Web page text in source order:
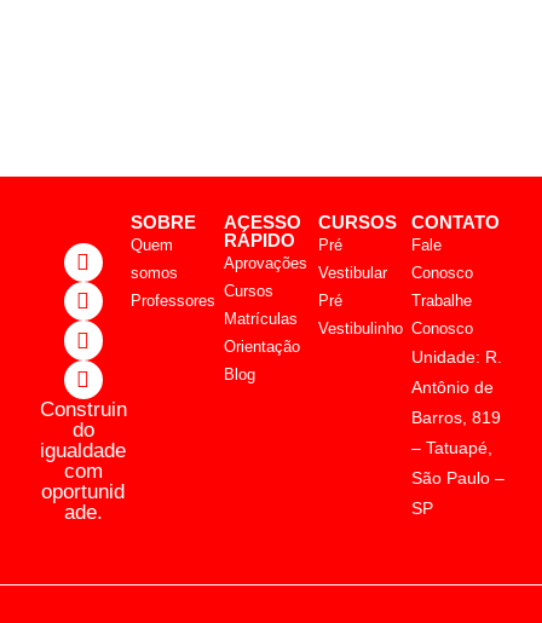
Construin
do
igualdade
com
oportunid
ade.
SOBRE
Quem
somos
Professores
ACESSO
RÁPIDO
Aprovações
Cursos
Matrículas
Orientação
Blog
CURSOS
Pré
Vestibular
Pré
Vestibulinho
CONTATO
Fale
Conosco
Trabalhe
Conosco
Unidade: R.
Antônio de
Barros, 819
– Tatuapé,
São Paulo –
SP